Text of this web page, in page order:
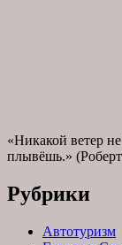
«Никакой ветер
плывёшь.»
Рубрики
Автотуризм